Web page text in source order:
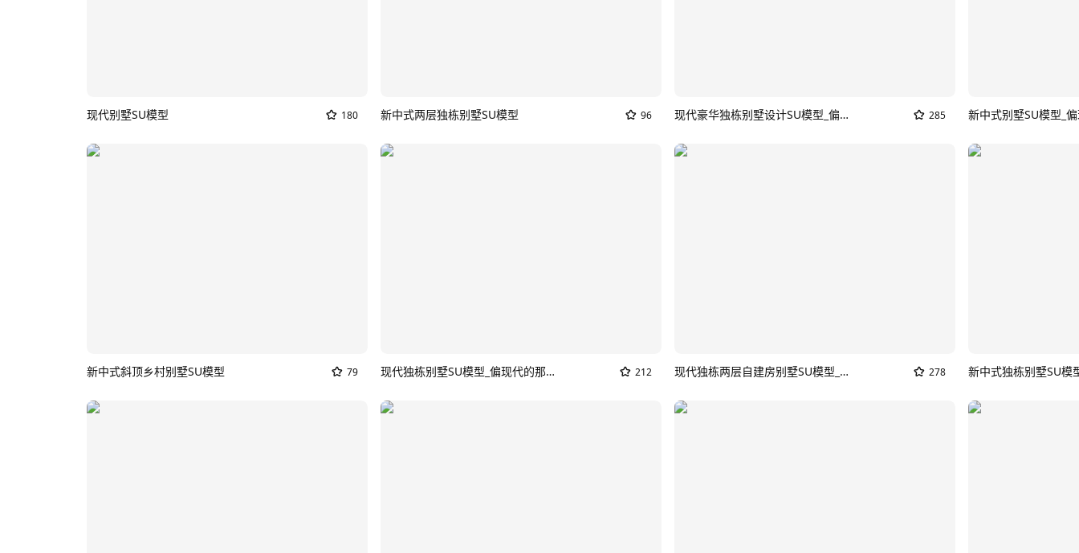
现代别墅SU模型 180 新中式两层独栋别墅SU模型 96 现代豪华独栋别墅设计SU模型_偏现代的那种新中式别墅 285
新中式斜顶乡村别墅SU模型 79 现代独栋别墅SU模型_偏现代的那种新中式别墅 212 现代独栋两层自建房别墅SU模型_偏现代的那种新中式别墅 278 新中式独栋别墅SU模